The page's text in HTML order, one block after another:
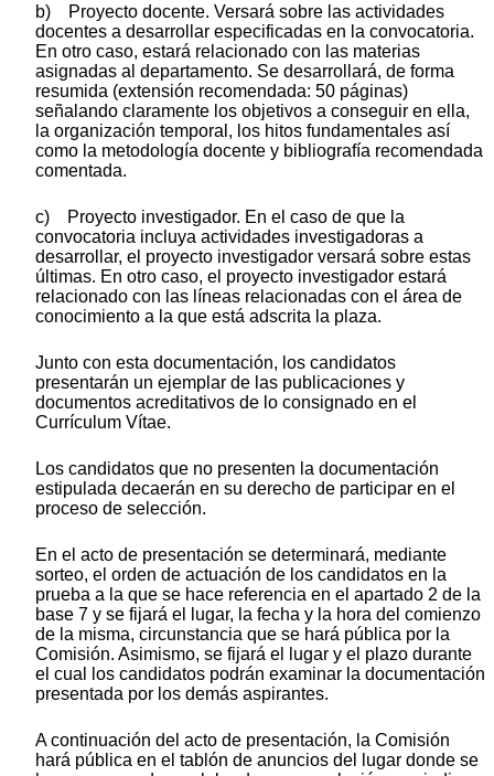
b) Proyecto docente. Versará sobre las actividades
docentes a desarrollar especificadas en la convocatoria.
En otro caso, estará relacionado con las materias
asignadas al departamento. Se desarrollará, de forma
resumida (extensión recomendada: 50 páginas)
señalando claramente los objetivos a conseguir en ella,
la organización temporal, los hitos fundamentales así
como la metodología docente y bibliografía recomendada
comentada.
c) Proyecto investigador. En el caso de que la
convocatoria incluya actividades investigadoras a
desarrollar, el proyecto investigador versará sobre estas
últimas. En otro caso, el proyecto investigador estará
relacionado con las líneas relacionadas con el área de
conocimiento a la que está adscrita la plaza.
Junto con esta documentación, los candidatos
presentarán un ejemplar de las publicaciones y
documentos acreditativos de lo consignado en el
Currículum Vítae.
Los candidatos que no presenten la documentación
estipulada decaerán en su derecho de participar en el
proceso de selección.
En el acto de presentación se determinará, mediante
sorteo, el orden de actuación de los candidatos en la
prueba a la que se hace referencia en el apartado 2 de la
base 7 y se fijará el lugar, la fecha y la hora del comienzo
de la misma, circunstancia que se hará pública por la
Comisión. Asimismo, se fijará el lugar y el plazo durante
el cual los candidatos podrán examinar la documentación
presentada por los demás aspirantes.
A continuación del acto de presentación, la Comisión
hará pública en el tablón de anuncios del lugar donde se